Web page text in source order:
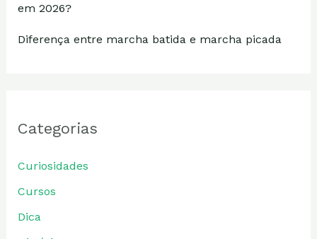
em 2026?
Diferença entre marcha batida e marcha picada
Categorias
Curiosidades
Cursos
Dica